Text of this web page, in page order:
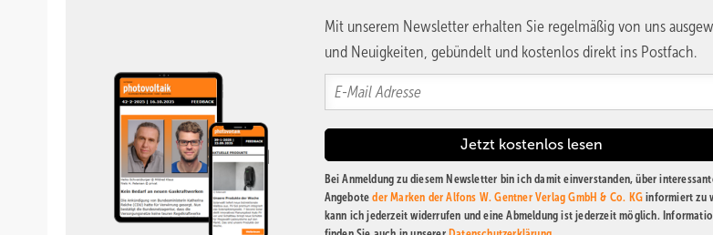
Mit unserem Newsletter erhalten Sie regelmäßig von uns
und Neuigkeiten, gebündelt und kostenlos direkt ins Postfach.
Bei Anmeldung zu diesem Newsletter bin ich damit einverstanden, über
Angeboteder Marken der Alfons W. Gentner Verlag GmbH & Co. KG informiert zu
kann ich jederzeit widerrufen und eine Abmeldung ist jederzeit möglich.